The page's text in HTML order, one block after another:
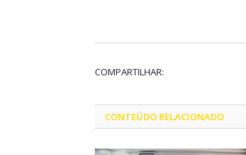
COMPARTILHAR:
CONTEÚDO RELACIONADO